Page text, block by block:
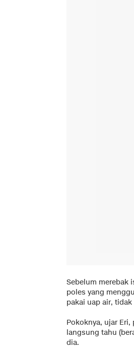
Sebelum merebak
poles yang
pakai uap air,
Pokoknya, ujar
langsung tahu
dia.